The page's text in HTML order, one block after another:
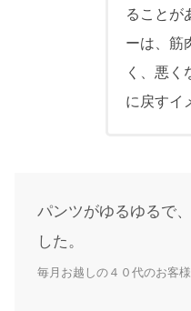
ることが
ーは、筋
く、悪く
に戻すイ
パンツがゆるゆるで
した。
毎月お越しの４０代のお客様